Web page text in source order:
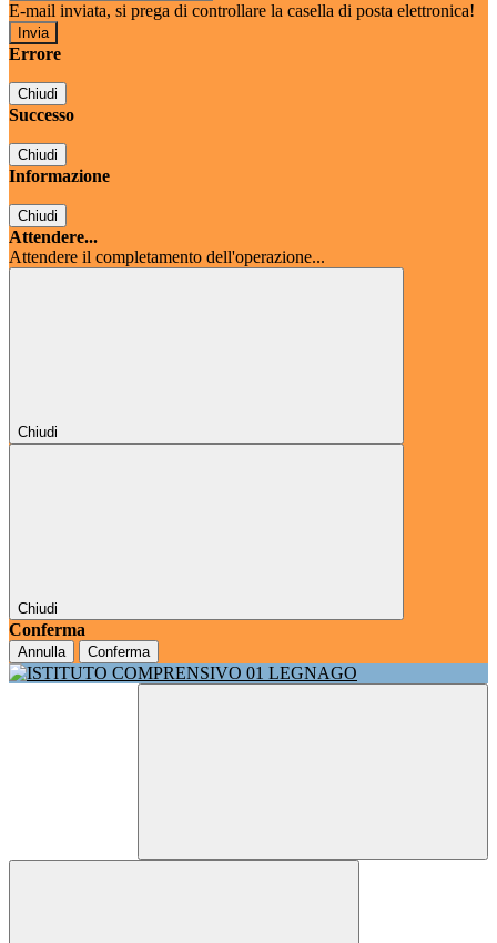
E-mail inviata, si prega di controllare la casella di posta elettronica!
Errore
Chiudi
Successo
Chiudi
Informazione
Chiudi
Attendere...
Attendere il completamento dell'operazione...
Chiudi
Chiudi
Conferma
Annulla Conferma